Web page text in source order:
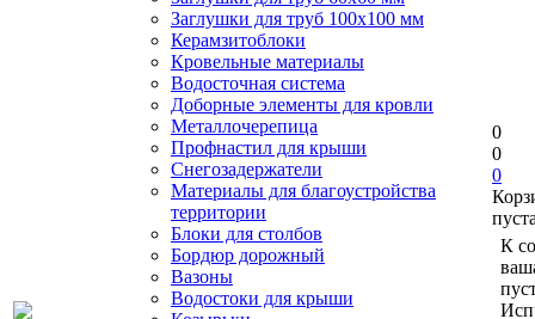
Заглушки для труб 100х100 мм
Керамзитоблоки
Кровельные материалы
Водосточная система
Доборные элементы для кровли
Металлочерепица
Профнастил для крыши
Снегозадержатели
Материалы для благоустройства
территории
Блоки для столбов
Бордюр дорожный
Вазоны
Водостоки для крыши
0
0
0
К